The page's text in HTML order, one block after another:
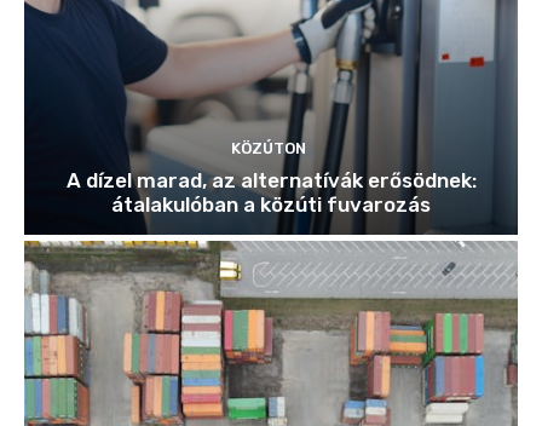
KÖZÚTON
A dízel marad, az alternatívák erősödnek:
átalakulóban a közúti fuvarozás